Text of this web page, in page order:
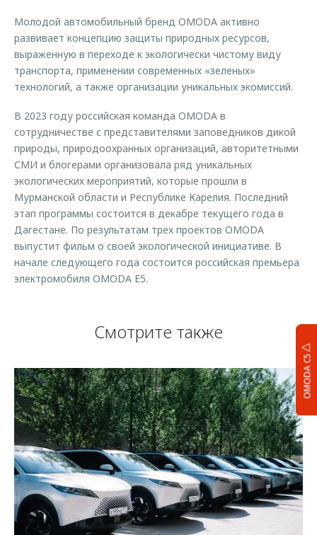
OMODA C5
Молодой автомобильный бренд OMODA активно
развивает концепцию защиты природных ресурсов,
выраженную в переходе к экологически чистому виду
транспорта, применении современных «зеленых»
технологий, а также организации уникальных экомиссий.
В 2023 году российская команда OMODA в
сотрудничестве с представителями заповедников дикой
природы, природоохранных организаций, авторитетными
СМИ и блогерами организовала ряд уникальных
экологических мероприятий, которые прошли в
Мурманской области и Республике Карелия. Последний
этап программы состоится в декабре текущего года в
Дагестане. По результатам трех проектов OMODA
выпустит фильм о своей экологической инициативе. В
начале следующего года состоится российская премьера
электромобиля OMODA E5.
Смотрите также